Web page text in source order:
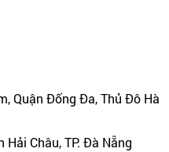
Quận Đống Đa, Thủ Đô Hà
Hải Châu, TP. Đà Nẵng